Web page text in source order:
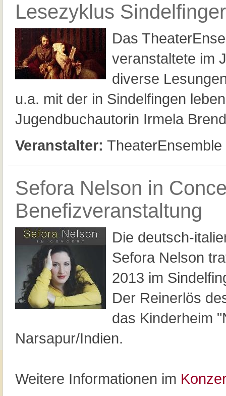
Lesezyklus
Das
veranstaltete im
diverse
u.a. mit der in Sindelfingen
Jugendbuchautorin Irmela
Veranstalter:
Sefora Nelson in
Benefizveranstaltung
Die deutsch-
Sefora Nelson
2013 im
Der Reinerlös
das Kinderheim
Narsapur/Indien.
Weitere Informationen im